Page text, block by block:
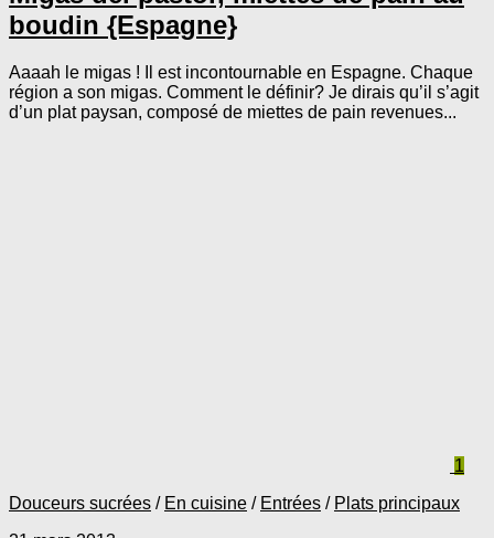
boudin {Espagne}
Aaaah le migas ! Il est incontournable en Espagne. Chaque
région a son migas. Comment le définir? Je dirais qu’il s’agit
d’un plat paysan, composé de miettes de pain revenues...
1
Douceurs sucrées / En cuisine / Entrées / Plats principaux